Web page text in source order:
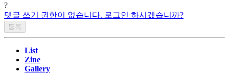
?
댓글 쓰기 권한이 없습니다. 로그인 하시겠습니까?
List
Zine
Gallery